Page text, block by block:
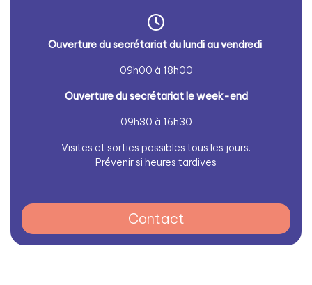
Ouverture du secrétariat du lundi au vendredi
09h00 à 18h00
Ouverture du secrétariat le week-end
09h30 à 16h30
Visites et sorties possibles tous les jours.
Prévenir si heures tardives
Contact